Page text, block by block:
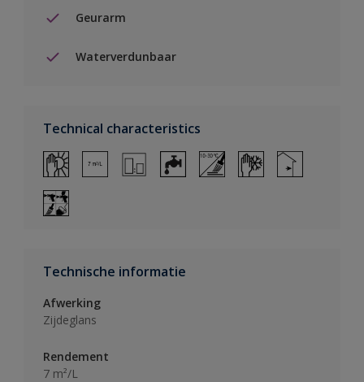
Geurarm
Waterverdunbaar
Technical characteristics
Technische informatie
Afwerking
Zijdeglans
Rendement
7 m²/L